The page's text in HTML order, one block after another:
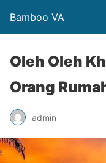
Bamboo VA
Oleh Oleh
Orang
admin